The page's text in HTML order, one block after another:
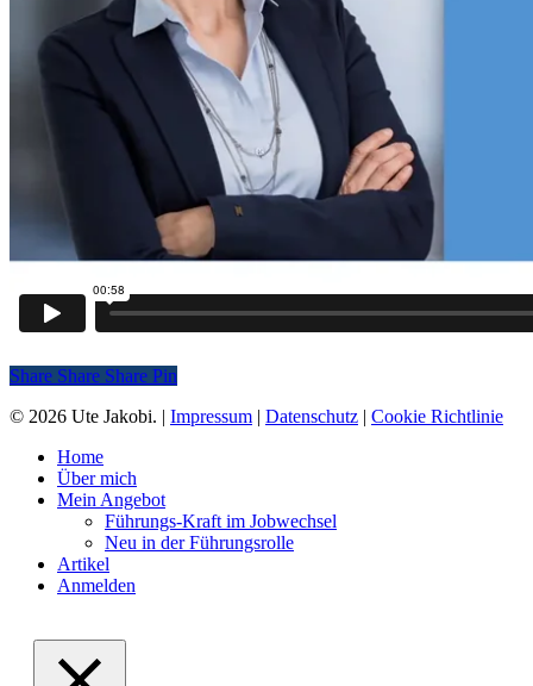
Share
Share Share Share Pin
© 2026 Ute Jakobi. | Impressum | Datenschutz | Cookie Richtlinie
Close
Menu
Home
Über mich
Mein Angebot
Führungs-Kraft im Jobwechsel
Neu in der Führungsrolle
Artikel
Anmelden